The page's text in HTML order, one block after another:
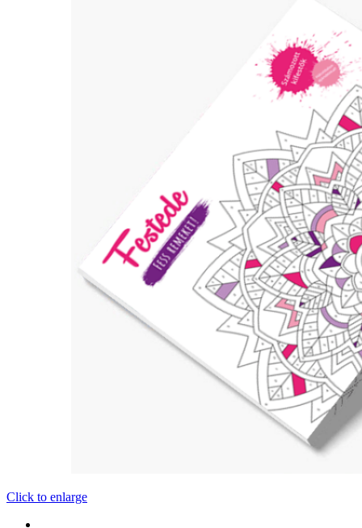
Click to enlarge